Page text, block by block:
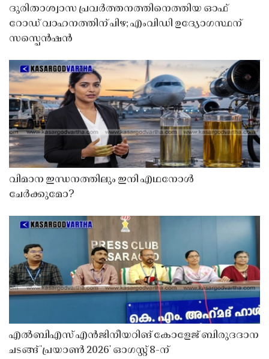
ദുരിതാശ്വാസ പ്രവർത്തനത്തിനെത്തിയ ഓഫ്
റോഡ് വാഹനത്തിന് പിഴ; എംവിഡി ഉദ്യോഗസ്ഥന്
സസ്പെൻഷൻ
വിമാന ഇന്ധനത്തിലും ഇനി എഥനോൾ
ചേർക്കുമോ?
എൽബിഎസ് എൻജിനീയറിങ് കോളേജ് ബിരുദദാന
ചടങ്ങ് 'പ്രയാൺ 2026' ഓഗസ്റ്റ് 8-ന്